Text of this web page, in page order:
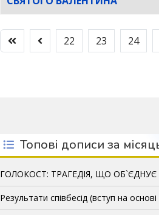
22 23 24
Топові дописи за
ГОЛОКОСТ: ТРАГЕДІЯ, ЩО
Результати співбесід (вступ на